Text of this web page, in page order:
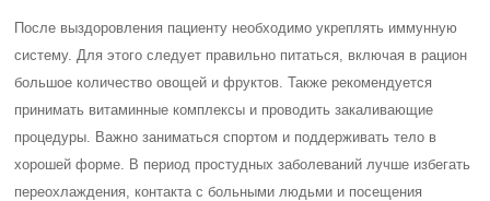
После выздоровления пациенту необходимо укреплять иммунную
систему. Для этого следует правильно питаться, включая в рацион
большое количество овощей и фруктов. Также рекомендуется
принимать витаминные комплексы и проводить закаливающие
процедуры. Важно заниматься спортом и поддерживать тело в
хорошей форме. В период простудных заболеваний лучше избегать
переохлаждения, контакта с больными людьми и посещения